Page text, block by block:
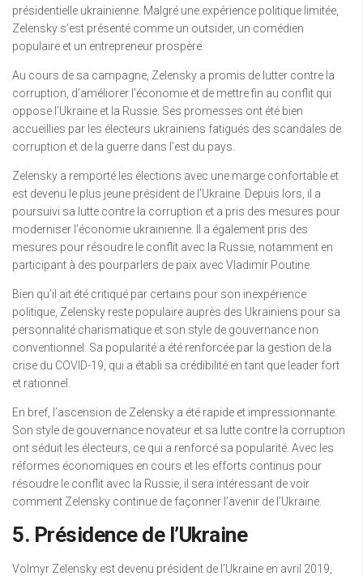
présidentielle ukrainienne. Malgré une expérience politique limitée,
Zelensky s’est présenté comme un outsider, un comédien
populaire et un entrepreneur prospère.
Au cours de sa campagne, Zelensky a promis de lutter contre la
corruption, d’améliorer l’économie et de mettre fin au conflit qui
oppose l’Ukraine et la Russie. Ses promesses ont été bien
accueillies par les électeurs ukrainiens fatigués des scandales de
corruption et de la guerre dans l’est du pays.
Zelensky a remporté les élections avec une marge confortable et
est devenu le plus jeune président de l’Ukraine. Depuis lors, il a
poursuivi sa lutte contre la corruption et a pris des mesures pour
moderniser l’économie ukrainienne. Il a également pris des
mesures pour résoudre le conflit avec la Russie, notamment en
participant à des pourparlers de paix avec Vladimir Poutine.
Bien qu’il ait été critiqué par certains pour son inexpérience
politique, Zelensky reste populaire auprès des Ukrainiens pour sa
personnalité charismatique et son style de gouvernance non
conventionnel. Sa popularité a été renforcée par la gestion de la
crise du COVID-19, qui a établi sa crédibilité en tant que leader fort
et rationnel.
En bref, l’ascension de Zelensky a été rapide et impressionnante.
Son style de gouvernance novateur et sa lutte contre la corruption
ont séduit les électeurs, ce qui a renforcé sa popularité. Avec les
réformes économiques en cours et les efforts continus pour
résoudre le conflit avec la Russie, il sera intéressant de voir
comment Zelensky continue de façonner l’avenir de l’Ukraine.
5. Présidence de l’Ukraine
Volmyr Zelensky est devenu président de l’Ukraine en avril 2019,